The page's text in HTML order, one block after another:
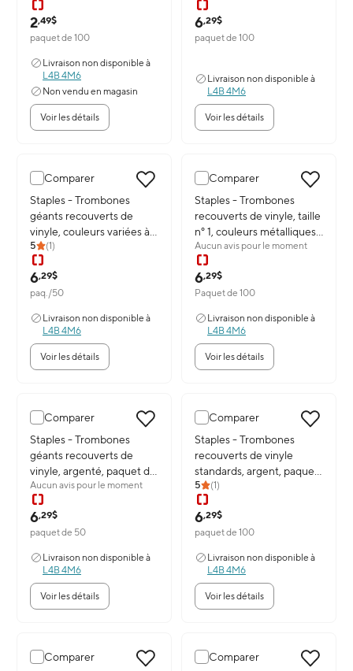
2,49$
paquet de 100
Livraison non disponible à
L4B 4M6
Non vendu en magasin
Voir les détails
6,29$
paquet de 100
Livraison non disponible à
L4B 4M6
Voir les détails
Comparer
Image du produit: Staples - Trombones géants recouverts de
Staples - Trombones
géants recouverts de
vinyle, couleurs variées à
la mode, paquet de 50
5 (1)
6,29$
paq./50
Livraison non disponible à
L4B 4M6
Voir les détails
Comparer
Image du produit: Staples -
Staples - Trombones
recouverts de vinyle, taille
n° 1, couleurs métalliques
variées, paquet de 100
Aucun avis pour le moment
6,29$
Paquet de 100
Livraison non disponible à
L4B 4M6
Voir les détails
Comparer
Image du produit: Staples - Trombones géants recouverts de
Staples - Trombones
géants recouverts de
vinyle, argenté, paquet de
50
Aucun avis pour le moment
6,29$
paquet de 50
Livraison non disponible à
L4B 4M6
Voir les détails
Comparer
Image du produit: Staples -
Staples - Trombones
recouverts de vinyle
standards, argent, paquet
de 100
5 (1)
6,29$
paquet de 100
Livraison non disponible à
L4B 4M6
Voir les détails
Comparer
Comparer